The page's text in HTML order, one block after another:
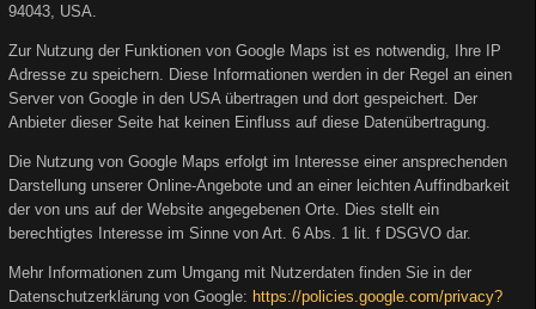
94043, USA.
Zur Nutzung der Funktionen von Google Maps ist es notwendig, Ihre IP
Adresse zu speichern. Diese Informationen werden in der Regel an einen
Server von Google in den USA übertragen und dort gespeichert. Der
Anbieter dieser Seite hat keinen Einfluss auf diese Datenübertragung.
Die Nutzung von Google Maps erfolgt im Interesse einer ansprechenden
Darstellung unserer Online-Angebote und an einer leichten Auffindbarkeit
der von uns auf der Website angegebenen Orte. Dies stellt ein
berechtigtes Interesse im Sinne von Art. 6 Abs. 1 lit. f DSGVO dar.
Mehr Informationen zum Umgang mit Nutzerdaten finden Sie in der
Datenschutzerklärung von Google: https://policies.google.com/privacy?